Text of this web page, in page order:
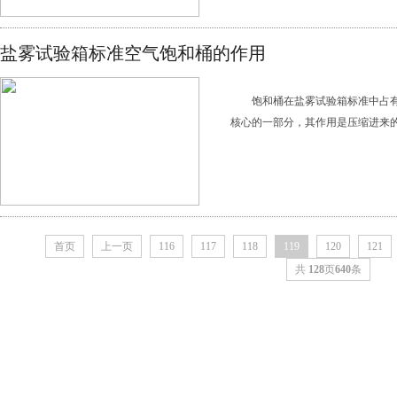
盐雾试验箱标准空气饱和桶的作用
饱和桶在盐雾试验箱标准中占
核心的一部分，其作用是压缩进来
首页 上一页 116 117 118 119 120
121
共 128页640条